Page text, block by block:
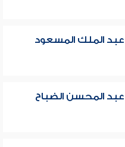
عبد الملك المسعود
عبد المحسن الضباح